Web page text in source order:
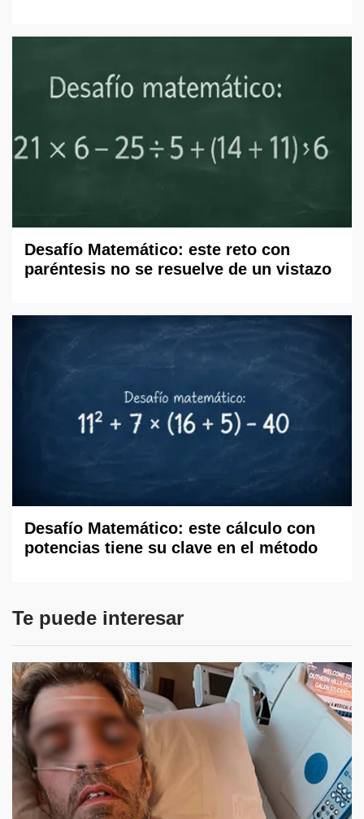
Desafío Matemático: este reto con
paréntesis no se resuelve de un vistazo
Desafío Matemático: este cálculo con
potencias tiene su clave en el método
Te puede interesar